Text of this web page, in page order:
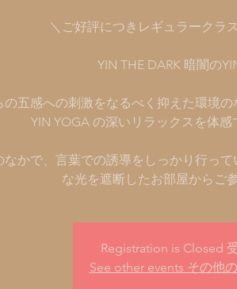
＼ご好評につきレギュラークラ
YIN THE DARK 暗闇の
の五感への刺激をなるべく抑えた環境
YIN YOGA の深いリラックスを体感
なかで、言葉での誘導をしっかり行っ
Registration is Closed
See other events その他